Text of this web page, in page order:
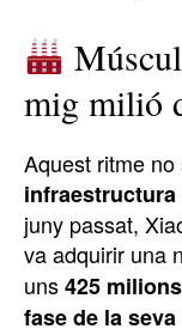
mig milió
Aquest ritme
juny passat,
va adquirir una
uns425
fase de la